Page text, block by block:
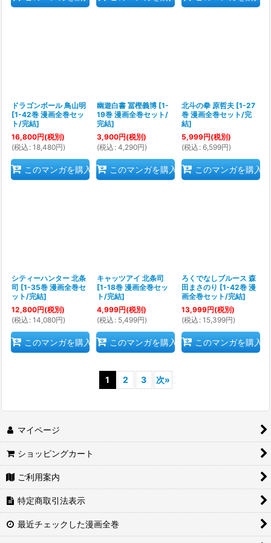
ドラゴンボール 鳥山明
[1-42巻 漫画全巻セッ
ト/完結]
16,800円(税別)
(税込 : 18,480円)
このマンガを購入
幽遊白書 冨樫義博 [1-
19巻 漫画全巻セット/
完結]
3,900円(税別)
(税込 : 4,290円)
このマンガを購入
北斗の拳 原哲夫 [1-27
巻 漫画全巻セット/完
結]
5,999円(税別)
(税込 : 6,599円)
このマンガを購入
シティーハンター 北条
司 [1-35巻 漫画全巻セ
ット/完結]
12,800円(税別)
(税込 : 14,080円)
このマンガを購入
キャッツアイ 北条司
[1-18巻 漫画全巻セッ
ト/完結]
4,999円(税別)
(税込 : 5,499円)
このマンガを購入
ろくでなしブルース 森
田まさのり [1-42巻 漫
画全巻セット/完結]
13,999円(税別)
(税込 : 15,399円)
このマンガを購入
1 2 3 次»
マイページ
ショッピングカート
ご利用案内
特定商取引法表示
最近チェックした漫画全巻